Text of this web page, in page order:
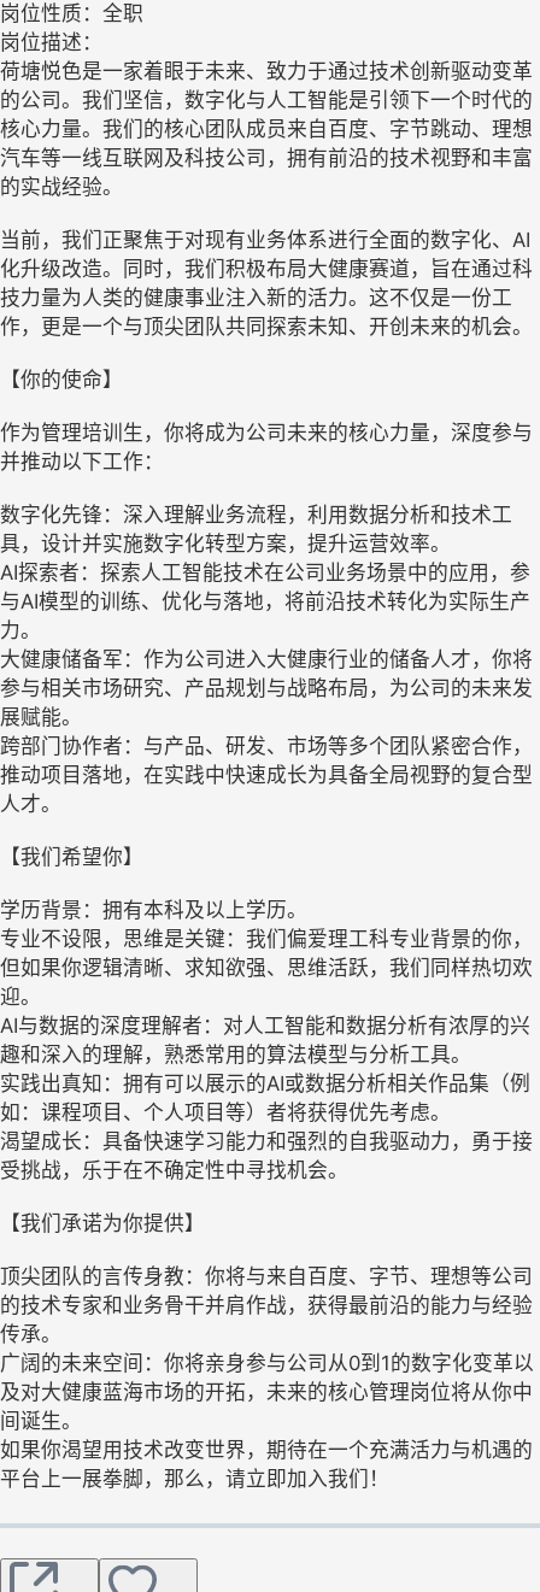
岗位性质：全职
岗位描述：
荷塘悦色是一家着眼于未来、致力于通过技术创新驱动变革
的公司。我们坚信，数字化与人工智能是引领下一个时代的
核心力量。我们的核心团队成员来自百度、字节跳动、理想
汽车等一线互联网及科技公司，拥有前沿的技术视野和丰富
的实战经验。
当前，我们正聚焦于对现有业务体系进行全面的数字化、AI
化升级改造。同时，我们积极布局大健康赛道，旨在通过科
技力量为人类的健康事业注入新的活力。这不仅是一份工
作，更是一个与顶尖团队共同探索未知、开创未来的机会。
【你的使命】
作为管理培训生，你将成为公司未来的核心力量，深度参与
并推动以下工作：
数字化先锋：深入理解业务流程，利用数据分析和技术工
具，设计并实施数字化转型方案，提升运营效率。
AI探索者：探索人工智能技术在公司业务场景中的应用，参
与AI模型的训练、优化与落地，将前沿技术转化为实际生产
力。
大健康储备军：作为公司进入大健康行业的储备人才，你将
参与相关市场研究、产品规划与战略布局，为公司的未来发
展赋能。
跨部门协作者：与产品、研发、市场等多个团队紧密合作，
推动项目落地，在实践中快速成长为具备全局视野的复合型
人才。
【我们希望你】
学历背景：拥有本科及以上学历。
专业不设限，思维是关键：我们偏爱理工科专业背景的你，
但如果你逻辑清晰、求知欲强、思维活跃，我们同样热切欢
迎。
AI与数据的深度理解者：对人工智能和数据分析有浓厚的兴
趣和深入的理解，熟悉常用的算法模型与分析工具。
实践出真知：拥有可以展示的AI或数据分析相关作品集（例
如：课程项目、个人项目等）者将获得优先考虑。
渴望成长：具备快速学习能力和强烈的自我驱动力，勇于接
受挑战，乐于在不确定性中寻找机会。
【我们承诺为你提供】
顶尖团队的言传身教：你将与来自百度、字节、理想等公司
的技术专家和业务骨干并肩作战，获得最前沿的能力与经验
传承。
广阔的未来空间：你将亲身参与公司从0到1的数字化变革以
及对大健康蓝海市场的开拓，未来的核心管理岗位将从你中
间诞生。
如果你渴望用技术改变世界，期待在一个充满活力与机遇的
平台上一展拳脚，那么，请立即加入我们！